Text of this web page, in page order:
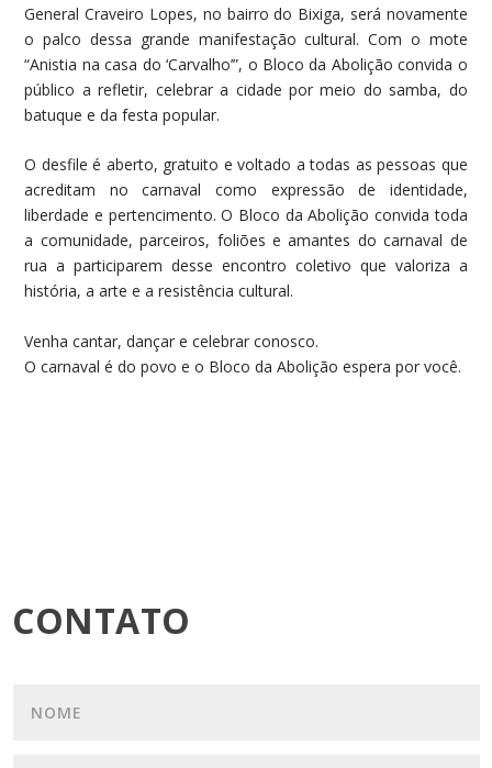
General Craveiro Lopes, no bairro do Bixiga, será novamente
o palco dessa grande manifestação cultural. Com o mote
“Anistia na casa do ‘Carvalho’”, o Bloco da Abolição convida o
público a refletir, celebrar a cidade por meio do samba, do
batuque e da festa popular.
O desfile é aberto, gratuito e voltado a todas as pessoas que
acreditam no carnaval como expressão de identidade,
liberdade e pertencimento. O Bloco da Abolição convida toda
a comunidade, parceiros, foliões e amantes do carnaval de
rua a participarem desse encontro coletivo que valoriza a
história, a arte e a resistência cultural.
Venha cantar, dançar e celebrar conosco.
O carnaval é do povo e o Bloco da Abolição espera por você.
CONTATO